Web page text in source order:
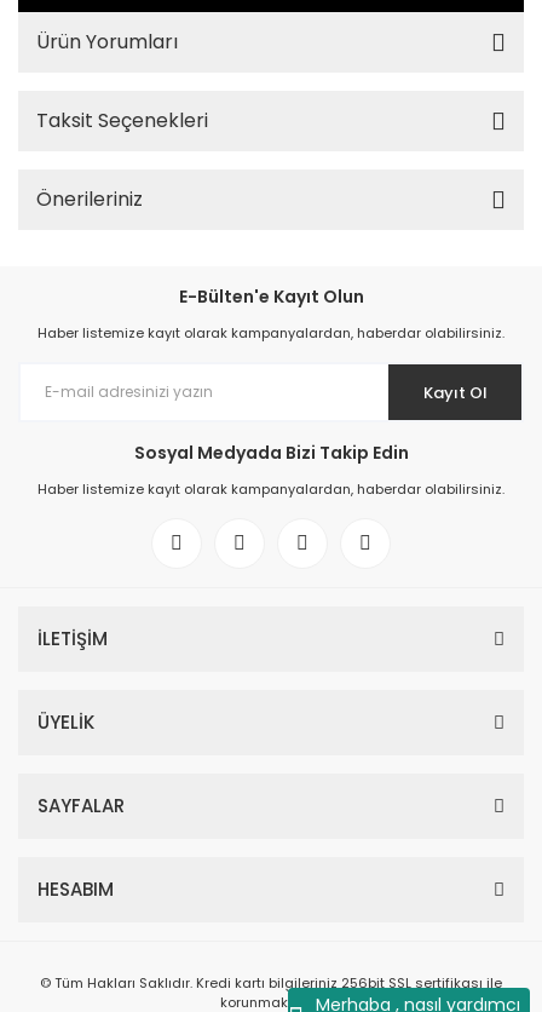
Merhaba , nasıl yardımcı
Ürün Yorumları
Taksit Seçenekleri
Önerileriniz
E-Bülten'e Kayıt Olun
Haber listemize kayıt olarak kampanyalardan, haberdar olabilirsiniz.
Kayıt Ol
Sosyal Medyada Bizi Takip Edin
Haber listemize kayıt olarak kampanyalardan, haberdar olabilirsiniz.
İLETİŞİM
ÜYELİK
SAYFALAR
HESABIM
© Tüm Hakları Saklıdır. Kredi kartı bilgileriniz 256bit SSL sertifikası ile
korunmaktadır.